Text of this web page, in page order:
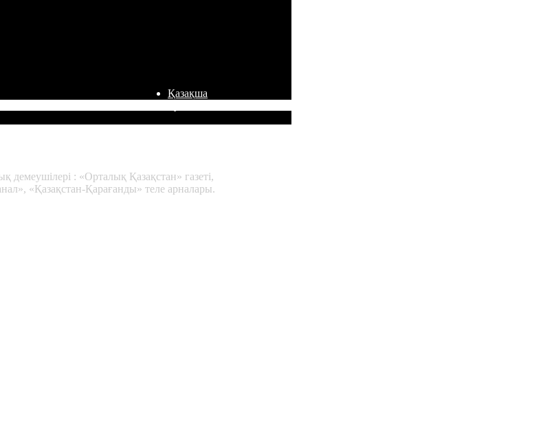
Қазақша
: «Орталық Қазақстан» газеті,
«Қазақстан-Қарағанды» теле арналары.